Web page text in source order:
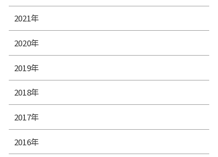
2021年
2020年
2019年
2018年
2017年
2016年